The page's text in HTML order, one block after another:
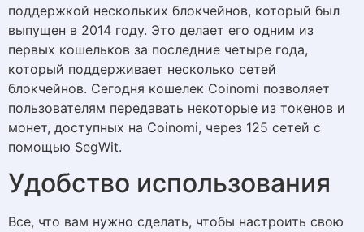
поддержкой нескольких блокчейнов, который был
выпущен в 2014 году. Это делает его одним из
первых кошельков за последние четыре года,
который поддерживает несколько сетей
блокчейнов. Сегодня кошелек Coinomi позволяет
пользователям передавать некоторые из токенов и
монет, доступных на Coinomi, через 125 сетей с
помощью SegWit.
Удобство использования
Все, что вам нужно сделать, чтобы настроить свою